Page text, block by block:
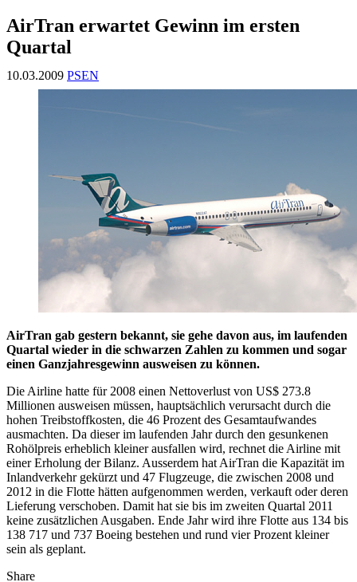
AirTran erwartet Gewinn im ersten
Quartal
10.03.2009 PSEN
AirTran gab gestern bekannt, sie gehe davon aus, im laufenden
Quartal wieder in die schwarzen Zahlen zu kommen und sogar
einen Ganzjahresgewinn ausweisen zu können.
Die Airline hatte für 2008 einen Nettoverlust von US$ 273.8
Millionen ausweisen müssen, hauptsächlich verursacht durch die
hohen Treibstoffkosten, die 46 Prozent des Gesamtaufwandes
ausmachten. Da dieser im laufenden Jahr durch den gesunkenen
Rohölpreis erheblich kleiner ausfallen wird, rechnet die Airline mit
einer Erholung der Bilanz. Ausserdem hat AirTran die Kapazität im
Inlandverkehr gekürzt und 47 Flugzeuge, die zwischen 2008 und
2012 in die Flotte hätten aufgenommen werden, verkauft oder deren
Lieferung verschoben. Damit hat sie bis im zweiten Quartal 2011
keine zusätzlichen Ausgaben. Ende Jahr wird ihre Flotte aus 134 bis
138 717 und 737 Boeing bestehen und rund vier Prozent kleiner
sein als geplant.
Share